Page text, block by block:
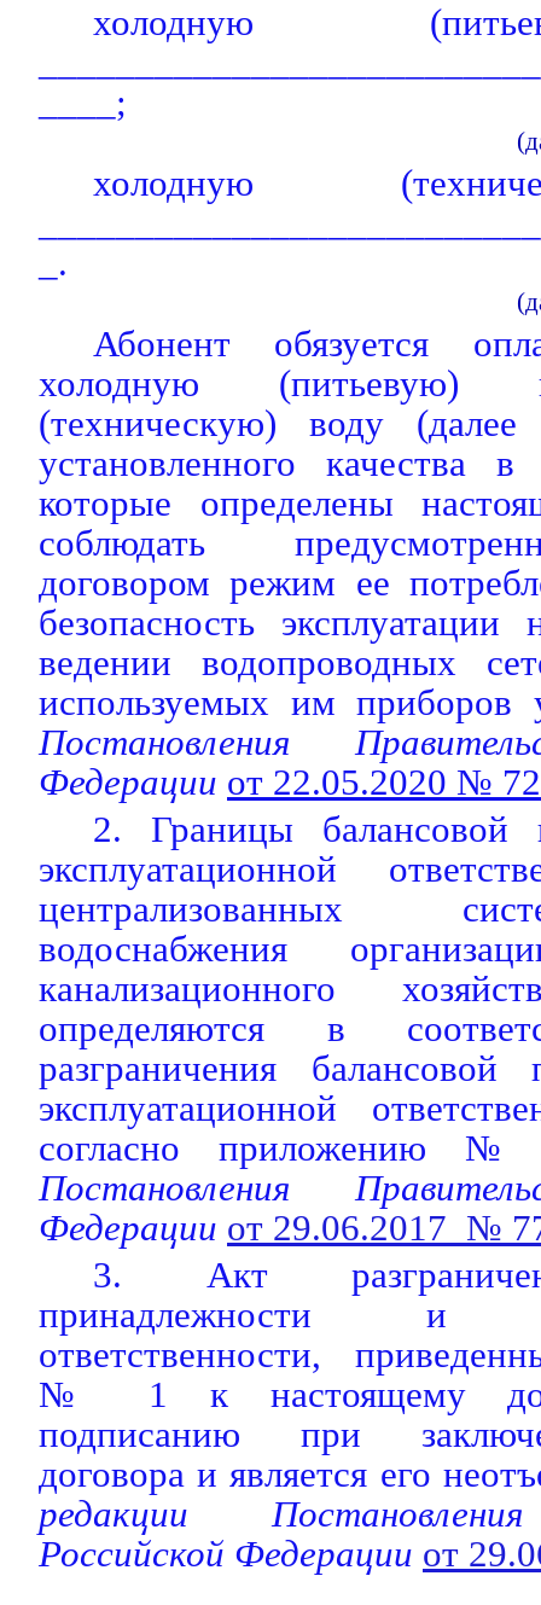
холодную
____;
холодную
_.
Абонент обязуется
холодную (питьевую)
(техническую) воду
установленного качества
которые определены
соблюдать
договором режим ее
безопасность
ведении водопроводных
используемых им приборов
Постановления
Федерации от 22.05.2020 №
2. Границы балансовой
эксплуатационной
централизованных
водоснабжения
канализационного
определяются в
разграничения
эксплуатационной
согласно приложению
Постановления
Федерации от 29.06.2017 №
3. Акт
принадлежности и
ответственности,
№ 1 к настоящему
подписанию при
договора и является его
редакции
Российской Федерации от